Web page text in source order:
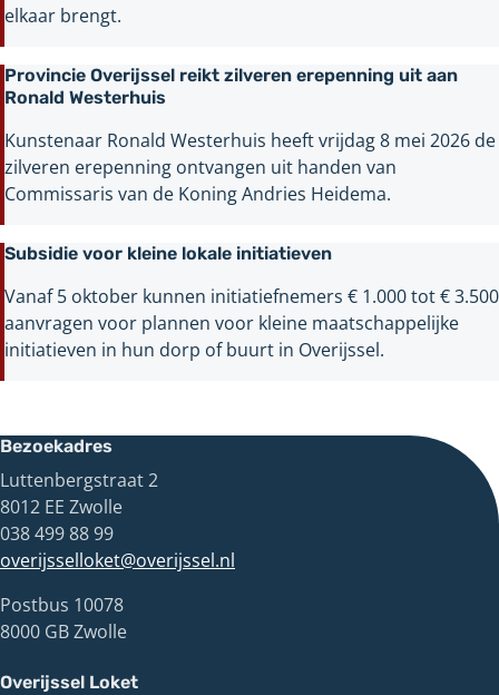
elkaar brengt.
Provincie Overijssel reikt zilveren erepenning uit aan
Ronald Westerhuis
Kunstenaar Ronald Westerhuis heeft vrijdag 8 mei 2026 de
zilveren erepenning ontvangen uit handen van
Commissaris van de Koning Andries Heidema.
Subsidie voor kleine lokale initiatieven
Vanaf 5 oktober kunnen initiatiefnemers € 1.000 tot € 3.500
aanvragen voor plannen voor kleine maatschappelijke
initiatieven in hun dorp of buurt in Overijssel.
Bezoekadres
Luttenbergstraat 2
8012 EE Zwolle
038 499 88 99
overijsselloket@overijssel.nl
Postbus 10078
8000 GB Zwolle
Overijssel Loket